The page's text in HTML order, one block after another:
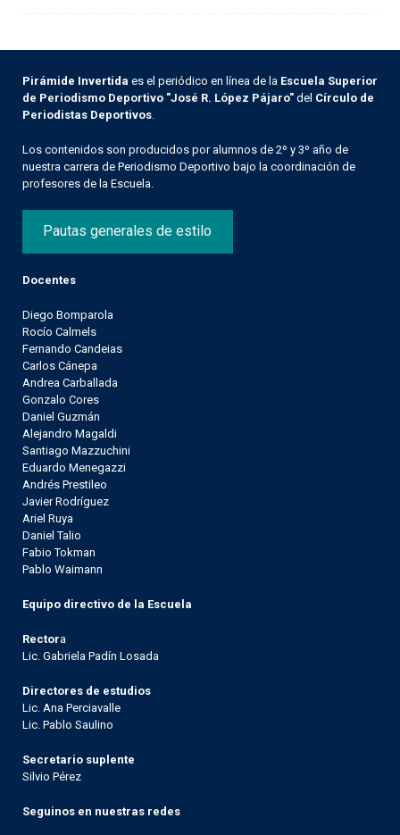
Pirámide Invertida es el periódico en línea de la Escuela Superior
de Periodismo Deportivo "José R. López Pájaro" del Círculo de
Periodistas Deportivos
Los contenidos son producidos por alumnos de 2º y 3º año de
nuestra carrera de Periodismo Deportivo bajo la coordinación de
profesores de la Escuela.
Pautas generales de estilo
Docentes
Diego Bomparola
Rocío Calmels
Fernando Candeias
Carlos Cánepa
Andrea Carballada
Gonzalo Cores
Daniel Guzmán
Alejandro Magaldi
Santiago Mazzuchini
Eduardo Menegazzi
Andrés Prestileo
Javier Rodríguez
Ariel Ruya
Daniel Talio
Fabio Tokman
Pablo Waimann
Equipo directivo de la Escuela
Rectora
Lic. Gabriela Padín Losada
Directores de estudios
Lic. Ana Perciavalle
Lic. Pablo Saulino
Secretario suplente
Silvio Pérez
Seguinos en nuestras redes